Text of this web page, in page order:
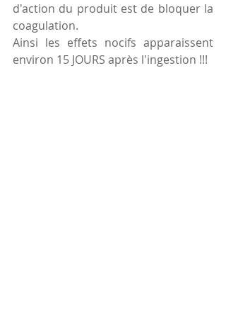
d'action du produit est de bloquer la
coagulation.
Ainsi les effets nocifs apparaissent
environ 15 JOURS après l'ingestion !!!